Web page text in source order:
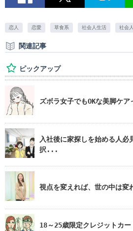
恋人 恋愛 草食系 社会人生活 社会人
関連記事
ピックアップ
ズボラ女子でもOKな美脚ケア
入社後に家探しを始める人
択...
視点を変えれば、世の中は
18～25歳限定クレジットカ